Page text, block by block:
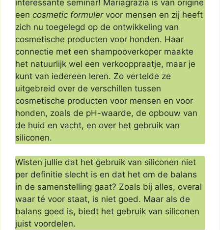
interessante seminar! Mariagrazia is van origine
een cosmetic formulervoor mensen en zij heeft
zich nu toegelegd op de ontwikkeling van
cosmetische producten voor honden. Haar
connectie met een shampooverkoper maakte
het natuurlijk wel een verkooppraatje, maar je
kunt van iedereen leren. Zo vertelde ze
uitgebreid over de verschillen tussen
cosmetische producten voor mensen en voor
honden, zoals de pH-waarde, de opbouw van
de huid en vacht, en over het gebruik van
siliconen.
Wisten jullie dat het gebruik van siliconen niet
per definitie slecht is en dat het om de balans
in de samenstelling gaat? Zoals bij alles, overal
waar té voor staat, is niet goed. Maar als de
balans goed is, biedt het gebruik van siliconen
juist voordelen.